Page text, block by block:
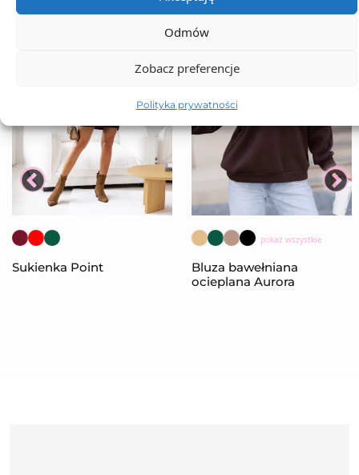
Odmów
Zobacz preferencje
Polityka prywatności
Sukienka Point
pokaż wszystkie
Bluza bawełniana
ocieplana Aurora